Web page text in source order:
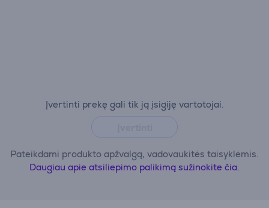
Įvertinti prekę gali tik ją įsigiję vartotojai.
Pateikdami produkto apžvalgą, vadovaukitės taisyklėmis.
Daugiau apie atsiliepimo palikimą sužinokite čia.